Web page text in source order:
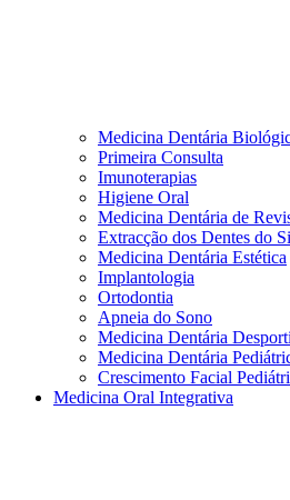
Medicina Dentária
Primeira Consulta
Imunoterapias
Higiene Oral
Medicina Dentária de
Extracção dos Dentes do
Medicina Dentária Estética
Implantologia
Ortodontia
Apneia do Sono
Medicina Dentária
Medicina Dentária
Crescimento Facial
Medicina Oral Integrativa